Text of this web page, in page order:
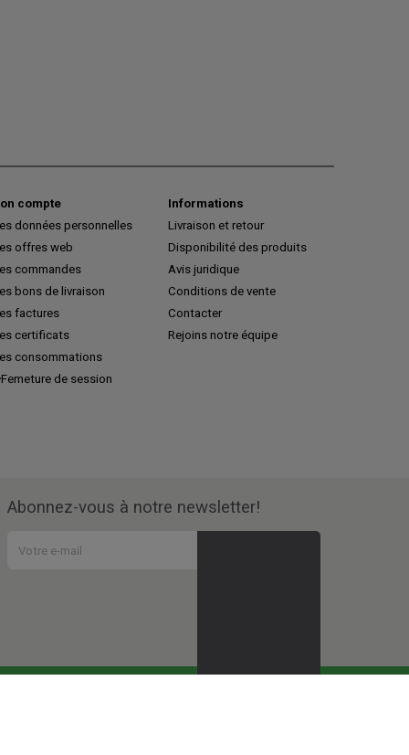
compte
données personnelles
offres web
commandes
bons de livraison
factures
certificats
consommations
Femeture de session
Informations
Livraison et retour
Disponibilité des produits
Avis juridique
Conditions de vente
Contacter
Rejoins notre équipe
Abonnez-vous à notre newsletter!